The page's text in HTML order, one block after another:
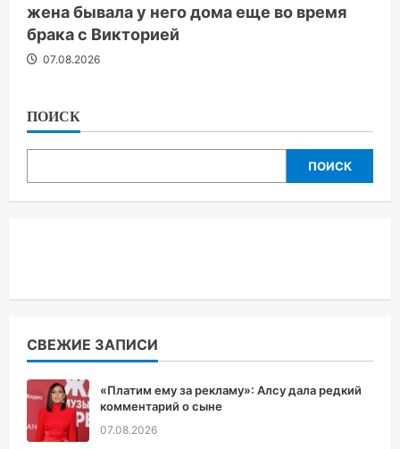
жена бывала у него дома еще во время
брака с Викторией
07.08.2026
ПОИСК
ПОИСК
СВЕЖИЕ ЗАПИСИ
«Платим ему за рекламу»: Алсу дала редкий
комментарий о сыне
07.08.2026